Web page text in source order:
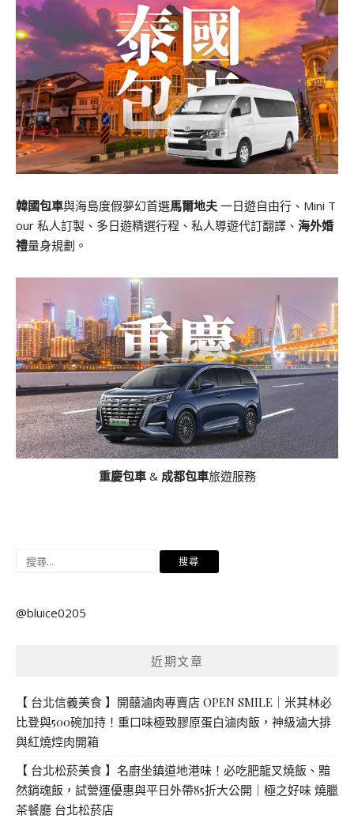
韓國包車與海島度假夢幻首選馬爾地夫 一日遊自由行、Mini T
our 私人訂製、多日遊精選行程、私人導遊代訂翻譯、 海外婚
禮量身規劃。
重慶包車& 成都包車旅遊服務
搜
鍵
@bluice0205
近期文章
【 台北信義美食 】開囍滷肉專賣店 OPEN SMILE｜米其林必
比登與500碗加持！重口味極致膠原蛋白滷肉飯，神級滷大排
與紅燒焢肉開箱
【 台北松菸美食 】名廚坐鎮道地港味！必吃肥龍叉燒飯、黯
然銷魂飯，試營運優惠與平日外帶85折大公開｜極之好味 燒臘
茶餐廳 台北松菸店